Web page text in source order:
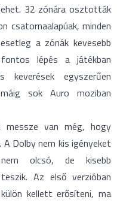
32 zónára osztották
csatornaalapúak, minden
a zónák kevesebb
lépés a játékban
egyszerűen
sok Auro moziban
van még, hogy
Dolby nem kis igényeket
olcsó, de kisebb
Az első verzióban
kellett erősíteni, ma